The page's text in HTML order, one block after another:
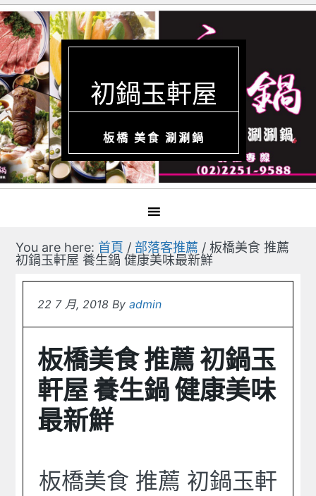
初鍋玉軒屋
板橋 美食 涮涮鍋
You are here: 首頁 / 部落客推薦 / 板橋美食 推薦
初鍋玉軒屋 養生鍋 健康美味最新鮮
22 7 月, 2018 Byadmin
板橋美食 推薦 初鍋玉
軒屋 養生鍋 健康美味
最新鮮
板橋美食 推薦 初鍋玉軒